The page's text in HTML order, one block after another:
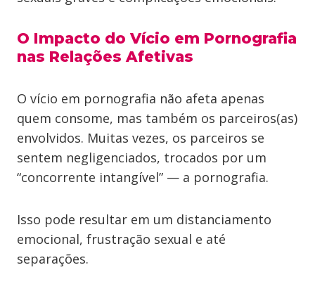
O Impacto do Vício em Pornografia
nas Relações Afetivas
O vício em pornografia não afeta apenas
quem consome, mas também os parceiros(as)
envolvidos. Muitas vezes, os parceiros se
sentem negligenciados, trocados por um
“concorrente intangível” — a pornografia.
Isso pode resultar em um distanciamento
emocional, frustração sexual e até
separações.